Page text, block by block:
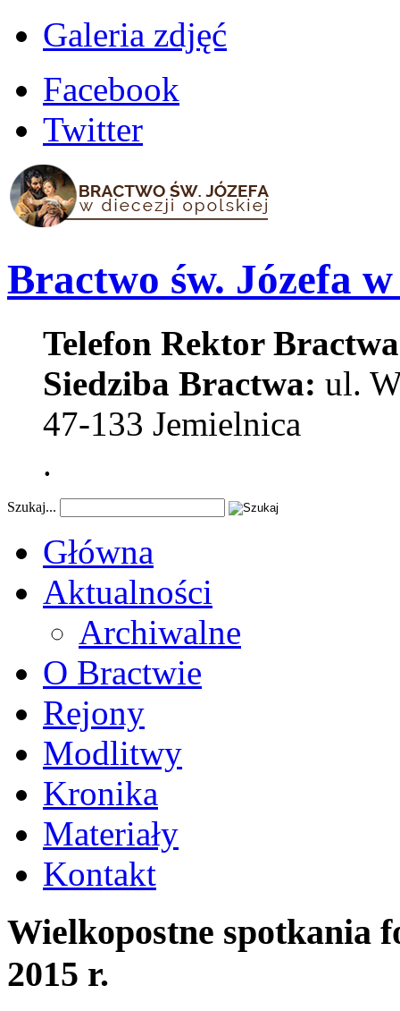
Galeria zdjęć
Facebook
Twitter
Bractwo św. Józefa
Telefon Rektor
Siedziba Bractwa: ul.
47-133 Jemielnica
.
Szukaj...
Główna
Aktualności
Archiwalne
O Bractwie
Rejony
Modlitwy
Kronika
Materiały
Kontakt
Wielkopostne spotkania
2015 r.